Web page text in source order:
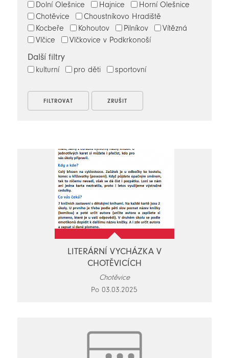
Dolní Olešnice
Hajnice
Horní Olešnice
Chotěvice
Choustníkovo Hradiště
Kocbeře
Kohoutov Pilníkov
Vítězná
Vlčice
Vlčkovice v Podkrkonoší
Další filtry
kulturní pro děti sportovní
LITERÁRNÍ VYCHÁZKA V
CHOTĚVICÍCH
Chotěvice
Po 03.03.2025